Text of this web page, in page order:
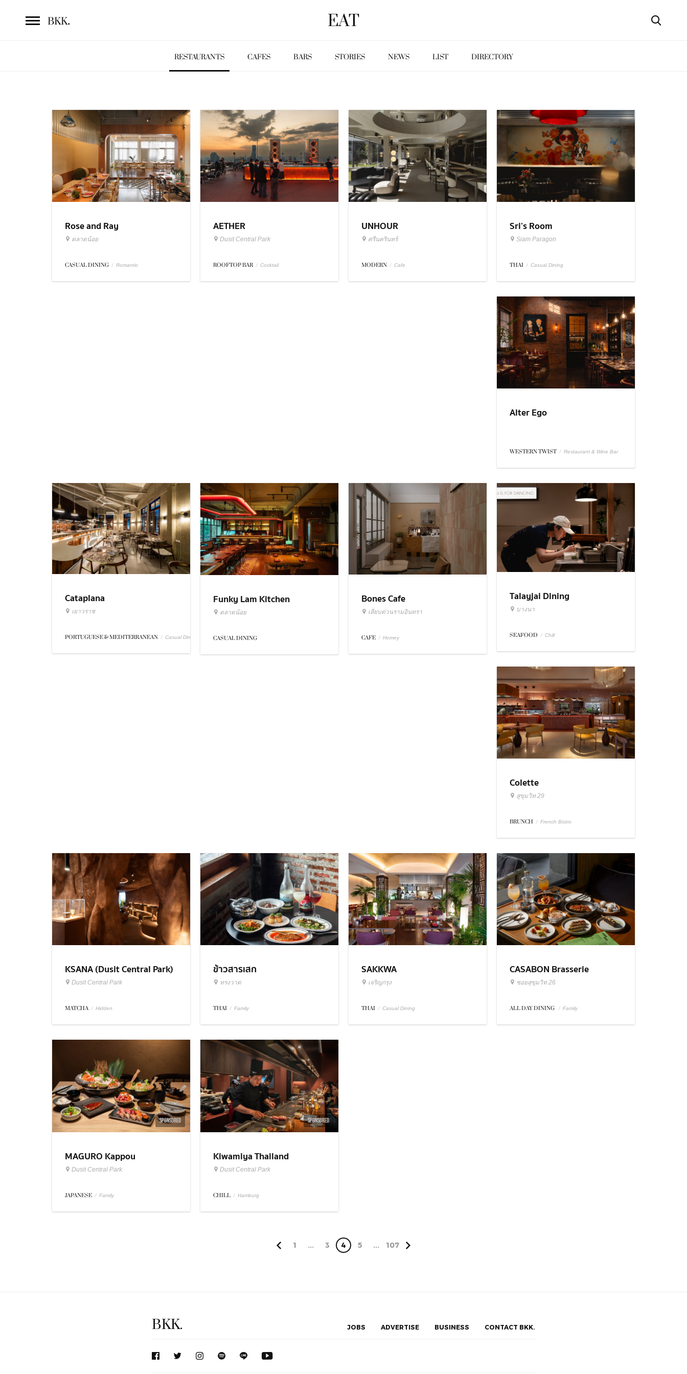
BKK. EAT
RESTAURANTS CAFES BARS STORIES NEWS LIST DIRECTORY
Rose and Ray
ตลาดน้อย
CASUAL DINING / Romantic
AETHER
Dusit Central Park
ROOFTOP BAR / Cocktail
UNHOUR
ศรีนครินทร์
MODERN / Cafe
Sri’s Room
Siam Paragon
THAI / Casual Dining
Alter Ego
WESTERN TWIST / Restaurant & Wine Bar
Cataplana
เยาวราช
PORTUGUESE & MEDITERRANEAN / Casual Dining
Funky Lam Kitchen
ตลาดน้อย
CASUAL DINING
Bones Cafe
เลียบด่วนรามอินทรา
CAFE / Homey
Talayjai Dining
บางนา
SEAFOOD / Chill
Colette
สุขุมวิท 29
BRUNCH / French Bistro
KSANA (Dusit Central Park)
Dusit Central Park
MATCHA / Hidden
ข้าวสารเสก
ทรงวาด
THAI / Family
SAKKWA
เจริญกรุง
THAI / Casual Dining
CASABON Brasserie
ซอยสุขุมวิท 26
ALL DAY DINING / Family
SPONSORED
MAGURO Kappou
Dusit Central Park
JAPANESE / Family
SPONSORED
Kiwamiya Thailand
Dusit Central Park
CHILL / Hamburg
1 ... 3 4 5 ... 107
BKK. JOBS ADVERTISE BUSINESS CONTACT BKK.